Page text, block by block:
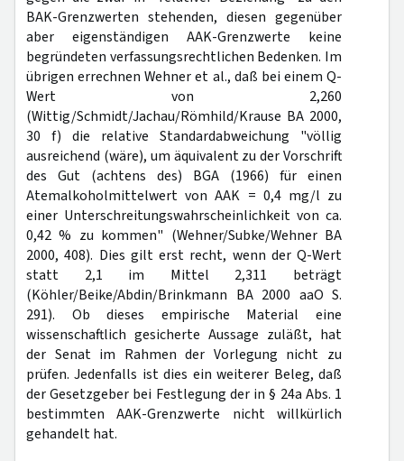
BAK-Grenzwerten stehenden, diesen gegenüber
aber eigenständigen AAK-Grenzwerte keine
begründeten verfassungsrechtlichen Bedenken. Im
übrigen errechnen Wehner et al., daß bei einem Q-
Wert von 2,260
(Wittig/Schmidt/Jachau/Römhild/Krause BA 2000,
30 f) die relative Standardabweichung "völlig
ausreichend (wäre), um äquivalent zu der Vorschrift
des Gut (achtens des) BGA (1966) für einen
Atemalkoholmittelwert von AAK = 0,4 mg/l zu
einer Unterschreitungswahrscheinlichkeit von ca.
0,42 % zu kommen" (Wehner/Subke/Wehner BA
2000, 408). Dies gilt erst recht, wenn der Q-Wert
statt 2,1 im Mittel 2,311 beträgt
(Köhler/Beike/Abdin/Brinkmann BA 2000 aaO S.
291). Ob dieses empirische Material eine
wissenschaftlich gesicherte Aussage zuläßt, hat
der Senat im Rahmen der Vorlegung nicht zu
prüfen. Jedenfalls ist dies ein weiterer Beleg, daß
der Gesetzgeber bei Festlegung der in § 24a Abs. 1
bestimmten AAK-Grenzwerte nicht willkürlich
gehandelt hat.